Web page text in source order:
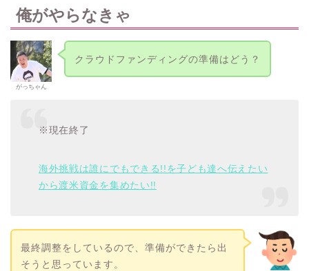
俺がやらなきゃ
がっちゃん
クラウドファンディングの準備はどう？
※現在終了
海外挑戦は誰にでもできる!!を子ども達へ伝えたい
から渡米資金を集めたい!!
最終調整をしているので、準備ができたら出
そうと思っています。